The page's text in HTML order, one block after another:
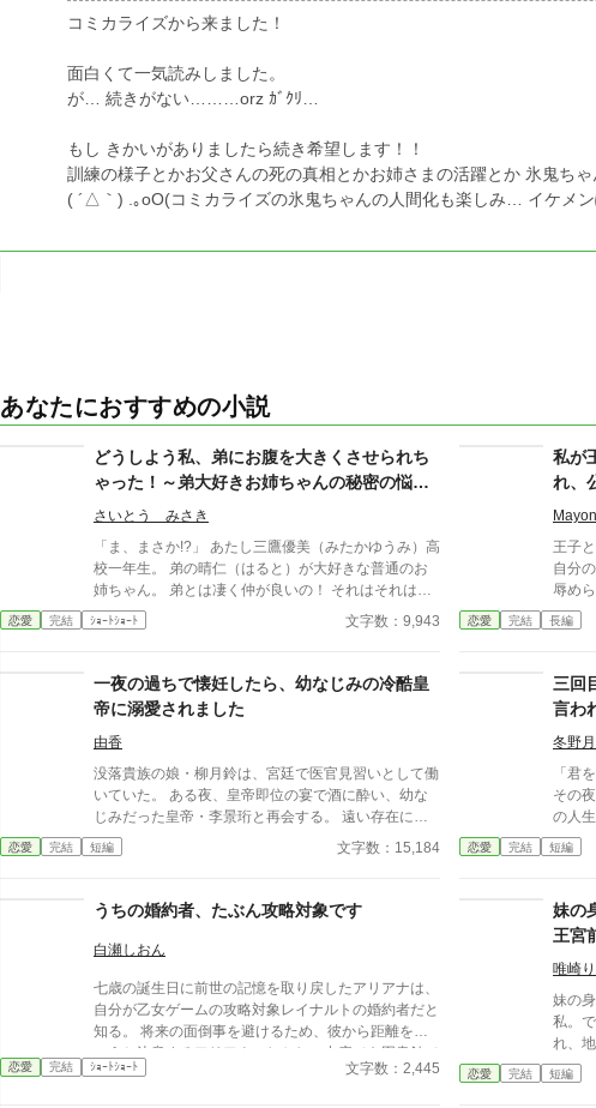
コミカライズから来ました！
面白くて一気読みしました。
が… 続きがない………orz ｶﾞｸﾘ…
もし きかいがありましたら続き希望します！！
訓練の様子とかお父さんの死の真相とかお姉さまの活躍とか 氷鬼ち
( ´△｀) .｡oO(コミカライズの氷鬼ちゃんの人間化も楽しみ… イケメ
あなたにおすすめの小説
どうしよう私、弟にお腹を大きくさせられち
ゃった！～弟大好きお姉ちゃんの秘密の悩み
～
さいとう みさき
「ま、まさか!?」 あたし三鷹優美（みたかゆうみ）高
校一年生。 弟の晴仁（はると）が大好きな普通のお
姉ちゃん。 弟とは凄く仲が良いの！ それはそれはも
のすごく‥‥‥ 「あん、晴仁いきなりそんなのお口
に入らないよぉ～♡」 そんな関係のあたしたち。 で
か来ないのも気にもせずスカートのファスナーを上げ
ると‥‥‥ 「うそっ！ お腹が出て来てる!?」 お姉
ちゃんの秘密の悩みです。
恋愛 完結 ｼｮｰﾄｼｮｰﾄ 文字数：9,943
私が
れ、
時を
王子
自分
辱め
の中
が私
そし
のチ
実を
せた
のま
恋愛 完結 長編
一夜の過ちで懐妊したら、幼なじみの冷酷皇
帝に溺愛されました
由香
没落貴族の娘・柳月鈴は、宮廷で医官見習いとして働
いていた。 ある夜、皇帝即位の宴で酒に酔い、幼な
じみだった皇帝・李景珩と再会する。 遠い存在にな
ったはずの彼。 けれど、その夜をきっかけに月鈴の
運命は大きく動き出す。 冷酷と恐れられる皇帝が、
恋愛 完結 短編 文字数：15,184
三回
言わ
冬野
「君
その
の人
に言われてきた。
いず
恋愛 完結 短編
うちの婚約者、たぶん攻略対象です
白瀬しおん
七歳の誕生日に前世の記憶を取り戻したアリアナは、
自分が乙女ゲームの攻略対象レイナルトの婚約者だと
知る。 将来の面倒事を避けるため、彼から距離を置
こうと決意するアリアナ。しかし、中庭でも図書館で
も購買でも、なぜか行く先々でレイナルトと遭遇して
恋愛 完結 ｼｮｰﾄｼｮｰﾄ 文字数：2,445
妹の
王宮
た。
唯崎
妹の
私。
れ、
れ、
族と
恋愛 完結 短編